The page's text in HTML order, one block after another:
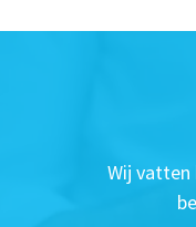
Wij vatten